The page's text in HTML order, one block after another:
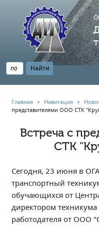
НАВИГАЦИЯ
Главная
Профессионалитет
Опрос по качеству
Новости
Наблюдательный
Информация
Главная › Навигация ›
представителями ООО СТК
Встреча с
СТК
Сегодня, 23 июня в
транспортный
обучающихся от
директором
работодателя от ООО